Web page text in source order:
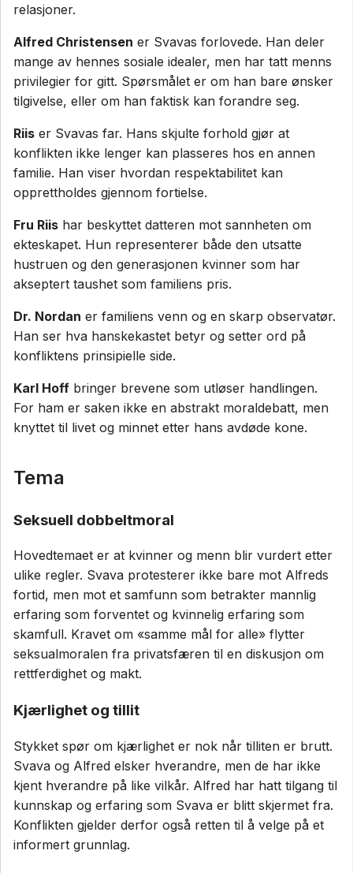
relasjoner.
Alfred Christensen er Svavas forlovede. Han deler
mange av hennes sosiale idealer, men har tatt menns
privilegier for gitt. Spørsmålet er om han bare ønsker
tilgivelse, eller om han faktisk kan forandre seg.
Riis er Svavas far. Hans skjulte forhold gjør at
konflikten ikke lenger kan plasseres hos en annen
familie. Han viser hvordan respektabilitet kan
opprettholdes gjennom fortielse.
Fru Riis har beskyttet datteren mot sannheten om
ekteskapet. Hun representerer både den utsatte
hustruen og den generasjonen kvinner som har
akseptert taushet som familiens pris.
Dr. Nordan er familiens venn og en skarp observatør.
Han ser hva hanskekastet betyr og setter ord på
konfliktens prinsipielle side.
Karl Hoff bringer brevene som utløser handlingen.
For ham er saken ikke en abstrakt moraldebatt, men
knyttet til livet og minnet etter hans avdøde kone.
Tema
Seksuell dobbeltmoral
Hovedtemaet er at kvinner og menn blir vurdert etter
ulike regler. Svava protesterer ikke bare mot Alfreds
fortid, men mot et samfunn som betrakter mannlig
erfaring som forventet og kvinnelig erfaring som
skamfull. Kravet om «samme mål for alle» flytter
seksualmoralen fra privatsfæren til en diskusjon om
rettferdighet og makt.
Kjærlighet og tillit
Stykket spør om kjærlighet er nok når tilliten er brutt.
Svava og Alfred elsker hverandre, men de har ikke
kjent hverandre på like vilkår. Alfred har hatt tilgang til
kunnskap og erfaring som Svava er blitt skjermet fra.
Konflikten gjelder derfor også retten til å velge på et
informert grunnlag.